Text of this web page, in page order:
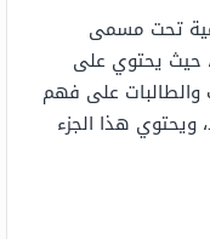
تحت مسمى
حيث يحتوي على
على فهم
ويحتوي هذا الجزء